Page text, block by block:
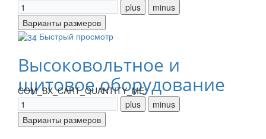
Быстрый просмотр
Высоковольтное и
щитовое оборудование
COM_BX_CART_QUANTITY_ME: